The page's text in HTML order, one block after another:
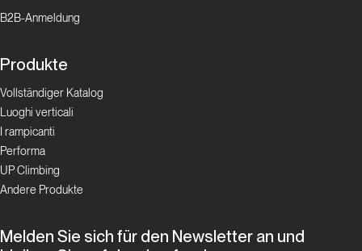
B2B-Anmeldung
Produkte
Vollständiger Katalog
Luoghi verticali
I rampicanti
Performa
UP Climbing
Andere Produkte
Melden Sie sich für den Newsletter an und